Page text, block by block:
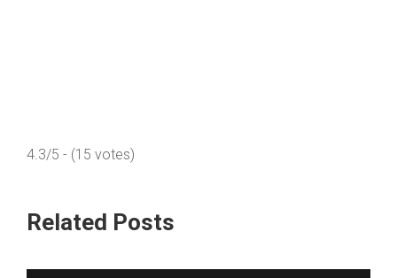
4.3/5 - (15 votes)
Related Posts